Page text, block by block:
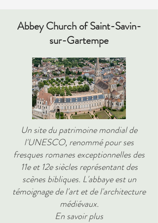
Abbey Church of Saint-Savin-
sur-Gartempe
Un site du patrimoine mondial de
l'UNESCO, renommé pour ses
fresques romanes exceptionnelles des
11e et 12e siècles représentant des
scènes bibliques. L'abbaye est un
témoignage de l'art et de l'architecture
médiévaux.
En savoir plus